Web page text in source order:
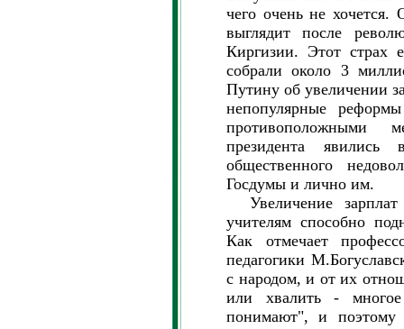
чего очень не хочется.
выглядит после
Киргизии. Этот страх
собрали около 3
Путину об увеличении
непопулярные
противоположными
президента
общественного
Госдумы и лично им.
Увеличение
учителям способно
Как отмечает
педагогики
с народом, и от их
или хвалить -
понимают", и поэтому